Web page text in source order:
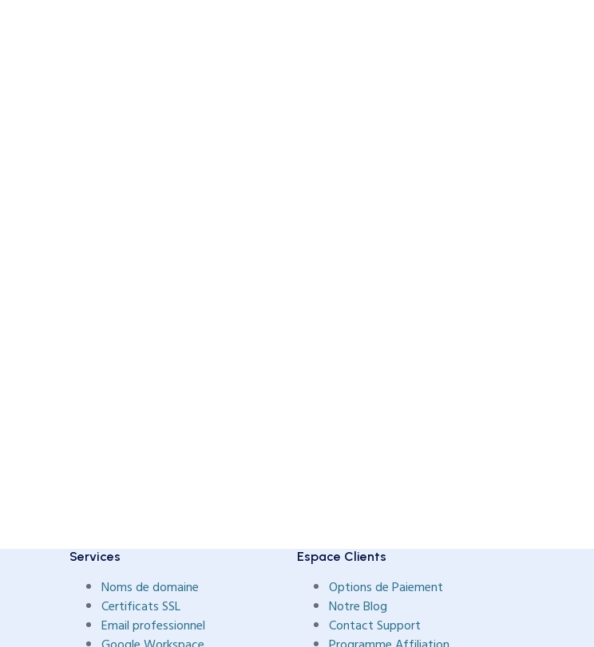
Services
Noms de domaine
Certificats SSL
Email professionnel
Espace Clients
Options de Paiement
Notre Blog
Contact Support